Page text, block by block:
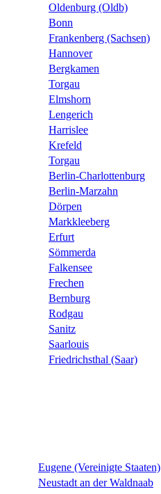
Oldenburg (Oldb)
Bonn
Frankenberg (Sachsen)
Hannover
Bergkamen
Torgau
Elmshorn
Lengerich
Harrislee
Krefeld
Torgau
Berlin-Charlottenburg
Berlin-Marzahn
Dörpen
Markkleeberg
Erfurt
Sömmerda
Falkensee
Frechen
Bernburg
Rodgau
Sanitz
Saarlouis
Friedrichsthal (Saar)
Eugene (Vereinigte Staaten)
Neustadt an der Waldnaab